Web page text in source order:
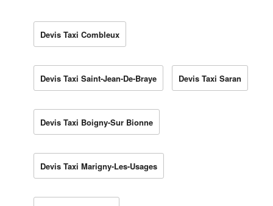
Devis Taxi Combleux
Devis Taxi Saint-Jean-De-Braye Devis Taxi Saran
Devis Taxi Boigny-Sur Bionne
Devis Taxi Marigny-Les-Usages